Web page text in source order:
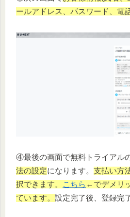
ールアドレス、パスワード、電
④最後の画面で無料トライアル
法の設定になります。 支払い方
択できます。
こちら ←でデメリ
ています。 設定完了後、登録完